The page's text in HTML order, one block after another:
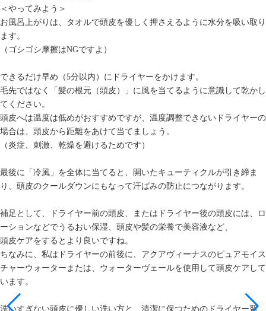
＜やってみよう＞
お風呂上がりは、タオルで頭皮を優しく押さえるように水分を吸い取り
ます。
（ゴシゴシ摩擦はNGですよ）
できるだけ早め（5分以内）にドライヤーをかけます。
毛先ではなく「髪の根元（頭皮）」に風を当てるように意識して乾かし
てください。
頭皮へは温度は低めがおすすめですが、温度調整できないドライヤーの
場合は、頭皮から距離をあけて当てましょう。
（炎症、刺激、乾燥を避けるためです）
最後に「冷風」を全体に当てると、開いたキューティクルが引き締ま
り、頭皮のクールダウンにもなって汗ばみの防止につながります。
補足として、ドライヤー前の頭皮、またはドライヤー後の頭皮には、ロ
ーションなどでうるおい保湿、頭皮や髪の栄養で美容液など、
頭皮ケアをするとより良いですね。
ちなみに、私はドライヤーの前後に、アクアヴィーナスのピュアモイス
チャーウォーターまたは、ウォーターヴェールを使用して頭皮ケアして
います。
洗いすぎない頭皮に優しい洗い方と、清潔に保つためのドライヤー習